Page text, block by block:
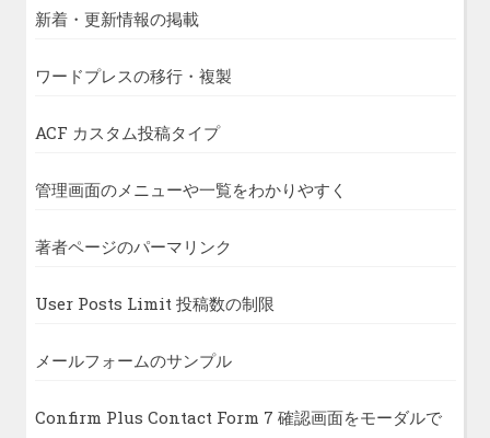
新着・更新情報の掲載
ワードプレスの移行・複製
ACF カスタム投稿タイプ
管理画面のメニューや一覧をわかりやすく
著者ページのパーマリンク
User Posts Limit 投稿数の制限
メールフォームのサンプル
Confirm Plus Contact Form 7 確認画面をモーダルで